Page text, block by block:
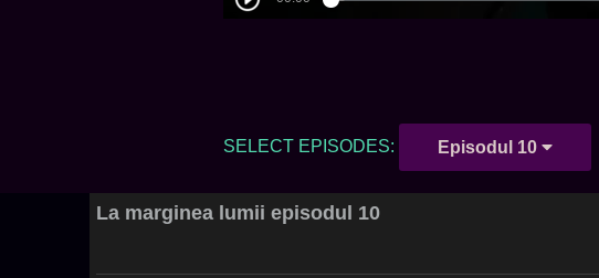
SELECT EPISODES: Episodul 10
La marginea lumii episodul 10